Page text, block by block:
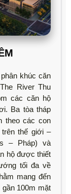
khúc căn
River Thu
các căn hộ
Ba tòa tháp
theo các con
trên thế giới –
– Pháp) và
hộ được thiết
tối đa về
mang đến
100m mặt